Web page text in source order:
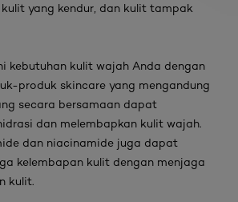
yang kendur, dan kulit tampak
kebutuhan kulit wajah Anda dengan
produk skincare yang mengandung
secara bersamaan dapat
dan melembapkan kulit wajah.
dan niacinamide juga dapat
kelembapan kulit dengan menjaga
kulit.